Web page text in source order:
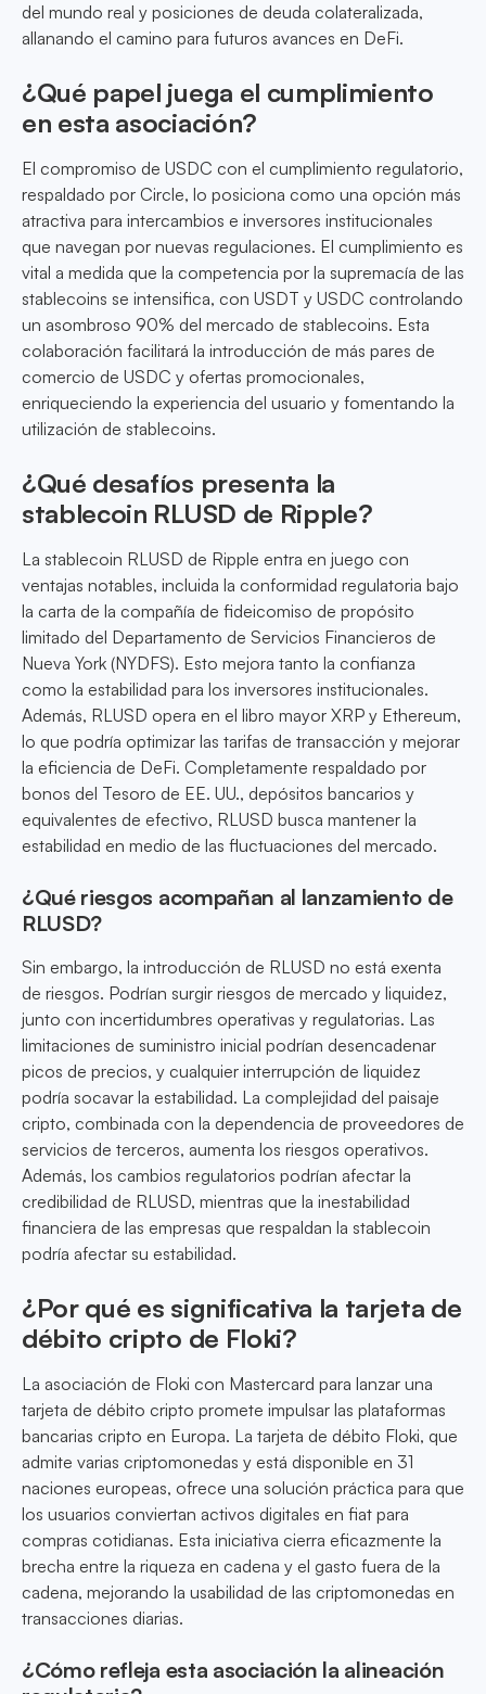
del mundo real y posiciones de deuda colateralizada,
allanando el camino para futuros avances en DeFi.
¿Qué papel juega el cumplimiento
en esta asociación?
El compromiso de USDC con el cumplimiento regulatorio,
respaldado por Circle, lo posiciona como una opción más
atractiva para intercambios e inversores institucionales
que navegan por nuevas regulaciones. El cumplimiento es
vital a medida que la competencia por la supremacía de las
stablecoins se intensifica, con USDT y USDC controlando
un asombroso 90% del mercado de stablecoins. Esta
colaboración facilitará la introducción de más pares de
comercio de USDC y ofertas promocionales,
enriqueciendo la experiencia del usuario y fomentando la
utilización de stablecoins.
¿Qué desafíos presenta la
stablecoin RLUSD de Ripple?
La stablecoin RLUSD de Ripple entra en juego con
ventajas notables, incluida la conformidad regulatoria bajo
la carta de la compañía de fideicomiso de propósito
limitado del Departamento de Servicios Financieros de
Nueva York (NYDFS). Esto mejora tanto la confianza
como la estabilidad para los inversores institucionales.
Además, RLUSD opera en el libro mayor XRP y Ethereum,
lo que podría optimizar las tarifas de transacción y mejorar
la eficiencia de DeFi. Completamente respaldado por
bonos del Tesoro de EE. UU., depósitos bancarios y
equivalentes de efectivo, RLUSD busca mantener la
estabilidad en medio de las fluctuaciones del mercado.
¿Qué riesgos acompañan al lanzamiento de
RLUSD?
Sin embargo, la introducción de RLUSD no está exenta
de riesgos. Podrían surgir riesgos de mercado y liquidez,
junto con incertidumbres operativas y regulatorias. Las
limitaciones de suministro inicial podrían desencadenar
picos de precios, y cualquier interrupción de liquidez
podría socavar la estabilidad. La complejidad del paisaje
cripto, combinada con la dependencia de proveedores de
servicios de terceros, aumenta los riesgos operativos.
Además, los cambios regulatorios podrían afectar la
credibilidad de RLUSD, mientras que la inestabilidad
financiera de las empresas que respaldan la stablecoin
podría afectar su estabilidad.
¿Por qué es significativa la tarjeta de
débito cripto de Floki?
La asociación de Floki con Mastercard para lanzar una
tarjeta de débito cripto promete impulsar las plataformas
bancarias cripto en Europa. La tarjeta de débito Floki, que
admite varias criptomonedas y está disponible en 31
naciones europeas, ofrece una solución práctica para que
los usuarios conviertan activos digitales en fiat para
compras cotidianas. Esta iniciativa cierra eficazmente la
brecha entre la riqueza en cadena y el gasto fuera de la
cadena, mejorando la usabilidad de las criptomonedas en
transacciones diarias.
¿Cómo refleja esta asociación la alineación